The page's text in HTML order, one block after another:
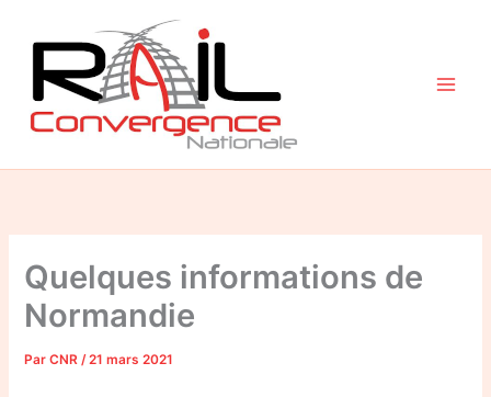
contenu
Quelques informations de
Normandie
ParCNR/21 mars 2021